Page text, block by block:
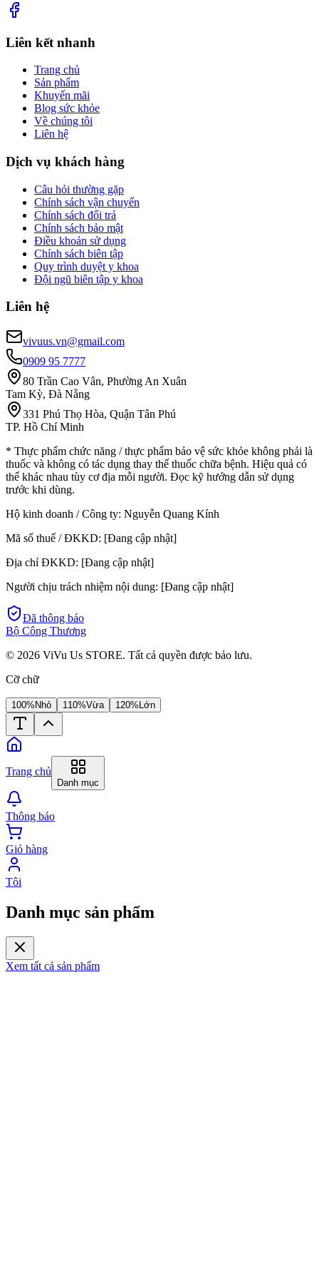
Liên kết nhanh
Trang chủ
Sản phẩm
Khuyến mãi
Blog sức khỏe
Về chúng tôi
Liên hệ
Dịch vụ khách hàng
Câu hỏi thường gặp
Chính sách vận chuyển
Chính sách đổi trả
Chính sách bảo mật
Điều khoản sử dụng
Chính sách biên tập
Quy trình duyệt y khoa
Đội ngũ biên tập y khoa
Liên hệ
vivuus.vn@gmail.com
0909 95 7777
80 Trần Cao Vân, Phường An Xuân
Tam Kỳ, Đà Nẵng
331 Phú Thọ Hòa, Quận Tân Phú
TP. Hồ Chí Minh
* Thực phẩm chức năng / thực phẩm bảo vệ sức khỏe không phải là
thuốc và không có tác dụng thay thế thuốc chữa bệnh. Hiệu quả có
thể khác nhau tùy cơ địa mỗi người. Đọc kỹ hướng dẫn sử dụng
trước khi dùng.
Hộ kinh doanh / Công ty: Nguyễn Quang Kính
Mã số thuế / ĐKKD: [Đang cập nhật]
Địa chỉ ĐKKD: [Đang cập nhật]
Người chịu trách nhiệm nội dung: [Đang cập nhật]
Đã thông báo
Bộ Công Thương
© 2026 ViVu Us STORE. Tất cả quyền được bảo lưu.
Cỡ chữ
100% Nhỏ 110%Vừa 120% Lớn
Trang chủ
Danh mục
Thông báo
Giỏ hàng
Tôi
Danh mục sản phẩm
Xem tất cả sản phẩm